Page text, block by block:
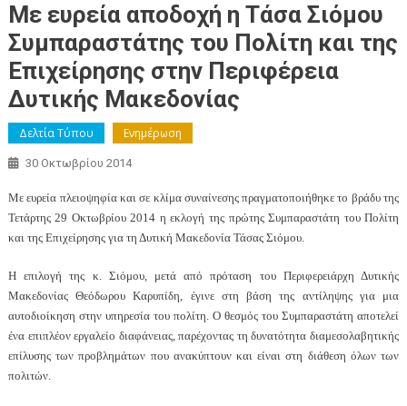
Με ευρεία αποδοχή η Τάσα Σιόμου
Συμπαραστάτης του Πολίτη και της
Επιχείρησης στην Περιφέρεια
Δυτικής Μακεδονίας
Δελτία Τύπου Ενημέρωση
30 Οκτωβρίου 2014
Με ευρεία πλειοψηφία και σε κλίμα συναίνεσης πραγματοποιήθηκε το βράδυ της
Τετάρτης 29 Οκτωβρίου 2014 η εκλογή της πρώτης Συμπαραστάτη του Πολίτη
και της Επιχείρησης για τη Δυτική Μακεδονία Τάσας Σιόμου.
Η επιλογή της κ. Σιόμου, μετά από πρόταση του Περιφερειάρχη Δυτικής
Μακεδονίας Θεόδωρου Καρυπίδη, έγινε στη βάση της αντίληψης για μια
αυτοδιοίκηση στην υπηρεσία του πολίτη. Ο θεσμός του Συμπαραστάτη αποτελεί
ένα επιπλέον εργαλείο διαφάνειας, παρέχοντας τη δυνατότητα διαμεσολαβητικής
επίλυσης των προβλημάτων που ανακύπτουν και είναι στη διάθεση όλων των
πολιτών.